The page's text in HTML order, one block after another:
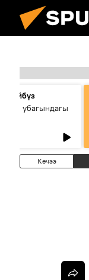
өз убагындагы
Кечээ